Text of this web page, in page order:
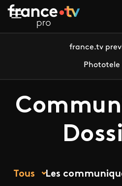
Aller au contenu principal
france.tv
Phototele
Tous Les